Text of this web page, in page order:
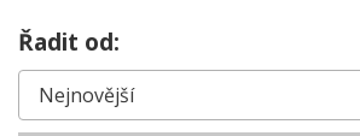
CHCI OCENIT NEMOVITOST
O NÁS
REFERENCE
Řadit od: